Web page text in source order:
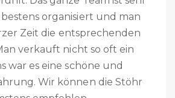
abgehandelt. Das ganze
kompetent, sehr freundlich
Ich kann Stöhr Immobilien
Es ist schön zu wissen,
es noch kompetente
Immobilienfirmen gibt.